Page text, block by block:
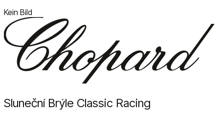
Kein Bild
Sluneční Brýle Classic Racing